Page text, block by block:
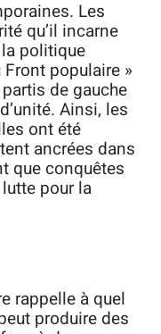
Les
qu’il incarne
politique
populaire »
de gauche
Ainsi, les
ont été
ancrées dans
que conquêtes
pour la
rappelle à quel
produire des